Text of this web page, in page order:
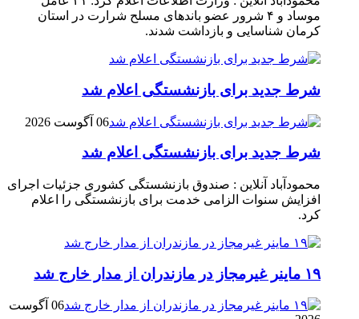
موساد و ۴ شرور عضو باند‌های مسلح شرارت در استان
کرمان شناسایی و بازداشت شدند.
شرط جدید برای بازنشستگی اعلام شد
06 آگوست 2026
شرط جدید برای بازنشستگی اعلام شد
محمودآباد آنلاین : صندوق بازنشستگی کشوری جزئیات اجرای
افزایش سنوات الزامی خدمت برای بازنشستگی را اعلام
کرد.
۱۹ ماینر غیرمجاز در مازندران از مدار خارج شد
06 آگوست